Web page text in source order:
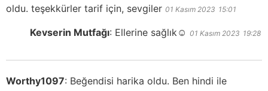
oldu. teşekkürler tarif için, sevgiler 01 Kasım 2023 15:01
Kevserin Mutfağı: Ellerine sağlık☺️ 01 Kasım 2023 19:28
Worthy1097: Beğendisi harika oldu. Ben hindi ile